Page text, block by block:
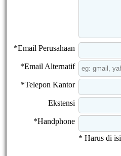
*Email Perusahaan
*Email Alternatif
*Telepon Kantor
Ekstensi
*Handphone
* Harus di isi